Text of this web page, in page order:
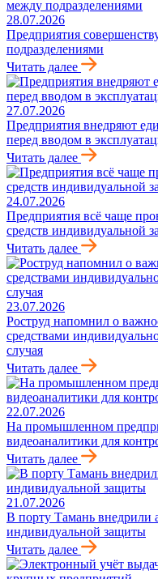
28.07.2026
Предприятия
подразделениями
Читать далее
27.07.2026
Предприятия внедряют
перед вводом в
Читать далее
24.07.2026
Предприятия всё чаще
средств индивидуальной
Читать далее
23.07.2026
Роструд напомнил о
средствами
случая
Читать далее
22.07.2026
На промышленном
видеоаналитики для
Читать далее
21.07.2026
В порту Тамань внедрили
индивидуальной защиты
Читать далее